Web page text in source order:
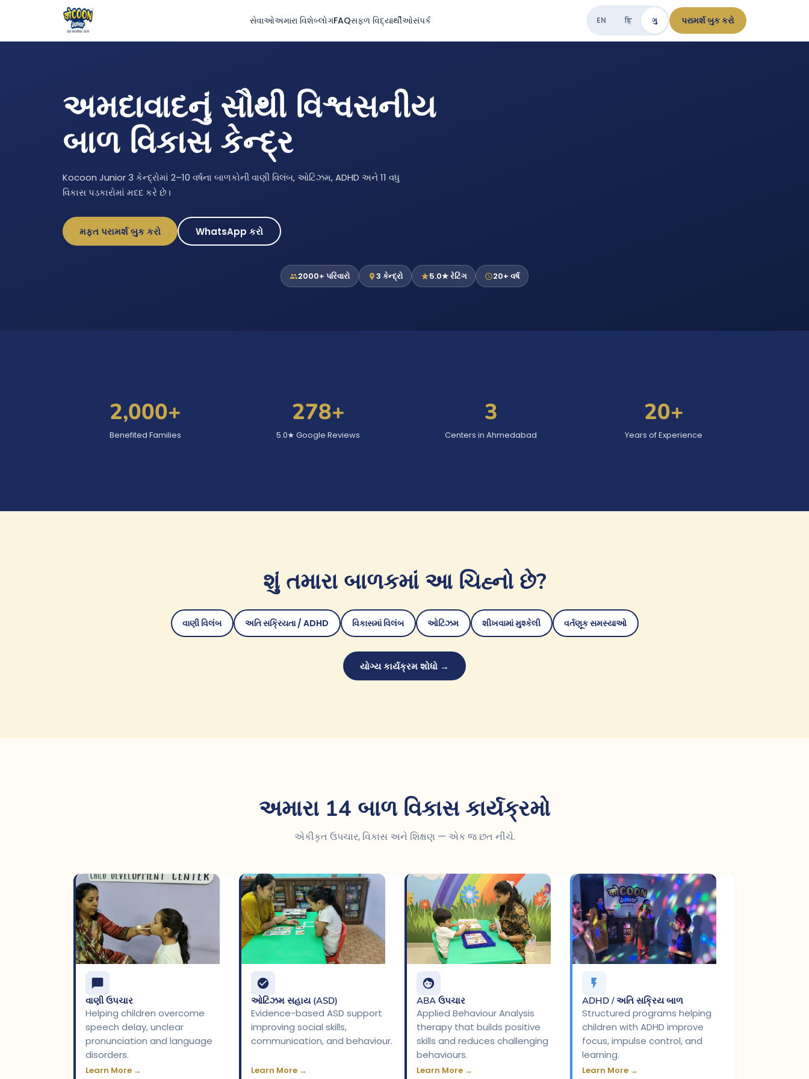
સેવાઓઅમારા વિશેબ્લોગFAQસફળ વિદ્યાર્થીઓસંપર્ક EN हि ગુ પરામર્શ બુક કરો
અમદાવાદનું સૌથી વિશ્વસનીય
બાળ વિકાસ કેન્દ્ર
Kocoon Junior 3 કેન્દ્રોમાં 2–10 વર્ષના બાળકોની વાણી વિલંબ, ઓટિઝમ, ADHD અને 11 વધુ
વિકાસ પડકારોમાં મદદ કરે છે।
મફત પરામર્શ બુક કરો WhatsApp કરો
2000+ પરિવારો 3 કેન્દ્રો 5.0★ રેટિંગ 20+ વર્ષ
2,000+
Benefited Families
278+
5.0★ Google Reviews
3
Centers in Ahmedabad
20+
Years of Experience
શું તમારા બાળકમાં આ ચિહ્નો છે?
વાણી વિલંબ અતિ સક્રિયતા / ADHD વિકાસમાં વિલંબ ઓટિઝમ શીખવામાં મુશ્કેલી વર્તણૂક સમસ્યાઓ
યોગ્ય કાર્યક્રમ શોધો →
અમારા 14 બાળ વિકાસ કાર્યક્રમો
એકીકૃત ઉપચાર, વિકાસ અને શિક્ષણ — એક જ છત નીચે.
વાણી ઉપચાર
Helping children overcome
speech delay, unclear
pronunciation and language
disorders.
Learn More →
ઓટિઝમ સહાય (ASD)
Evidence-based ASD support
improving social skills,
communication, and behaviour.
Learn More →
ABA ઉપચાર
Applied Behaviour Analysis
therapy that builds positive
skills and reduces challenging
behaviours.
Learn More →
ADHD / અતિ સક્રિય બાળ
Structured programs helping
children with ADHD improve
focus, impulse control, and
learning.
Learn More →